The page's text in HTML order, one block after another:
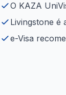
O KAZA
Livingstone é
e-Visa